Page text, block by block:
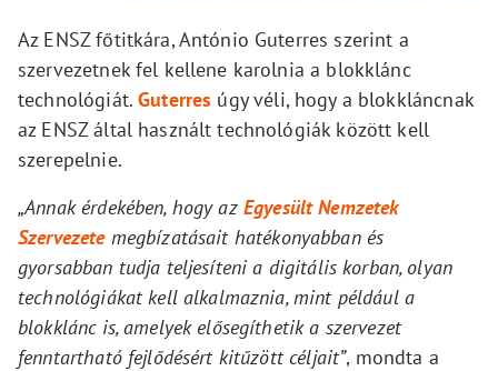
Az ENSZ főtitkára, António Guterres szerint a
szervezetnek fel kellene karolnia a blokklánc
technológiát.Guterres úgy véli, hogy a blokkláncnak
az ENSZ által használt technológiák között kell
szerepelnie.
„Annak érdekében, hogy az Egyesült Nemzetek
Szervezetemegbízatásait hatékonyabban és
gyorsabban tudja teljesíteni a digitális korban, olyan
technológiákat kell alkalmaznia, mint például a
blokklánc is, amelyek elősegíthetik a szervezet
fenntartható fejlődésért kitűzött céljait”, mondta a